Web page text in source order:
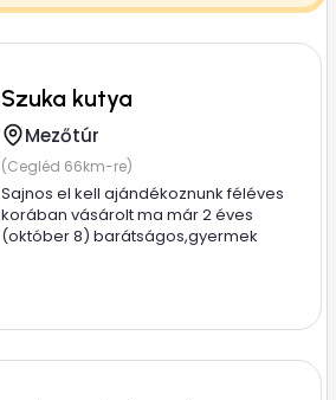
Szuka kutya
Mezőtúr
(Cegléd 66km-re)
Sajnos el kell ajándékoznunk féléves
korában vásárolt ma már 2 éves
(október 8) barátságos,gyermek